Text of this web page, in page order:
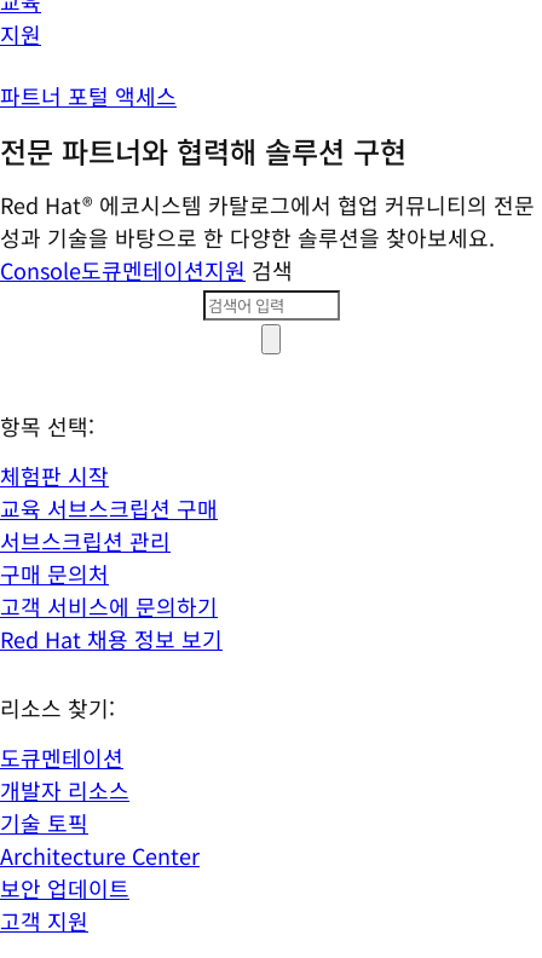
지원
파트너 포털 액세스
전문 파트너와 협력해 솔루션 구현
Red Hat® 에코시스템 카탈로그에서 협업 커뮤니티의 전문
성과 기술을 바탕으로 한 다양한 솔루션을 찾아보세요.
Console도큐멘테이션지원 검색
항목 선택:
체험판 시작
교육 서브스크립션 구매
서브스크립션 관리
구매 문의처
고객 서비스에 문의하기
Red Hat 채용 정보 보기
리소스 찾기:
도큐멘테이션
개발자 리소스
기술 토픽
Architecture Center
보안 업데이트
고객 지원